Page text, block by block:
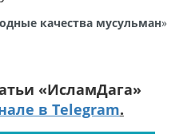
качества мусульман»
«ИсламДага»
в Telegram.